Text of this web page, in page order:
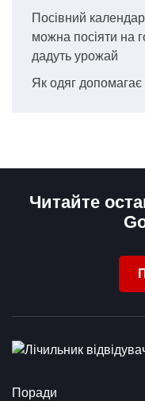
Посівний
можна посіяти на
дадуть урожай
Як одяг допомагає
Читайте
Поради